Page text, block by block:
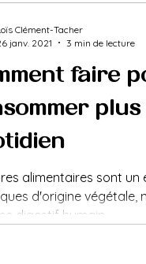
faire
?
alimentaires sont un
d'origine végétale,
digestif humain...
Clément-Tacher
janv. 2021
3 min de lecture